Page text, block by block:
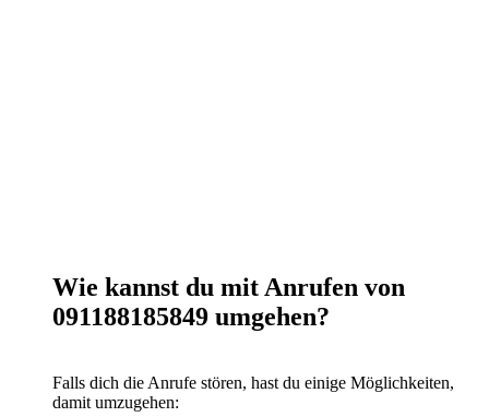
Wie kannst du mit Anrufen von
091188185849 umgehen?
Falls dich die Anrufe stören, hast du einige Möglichkeiten,
damit umzugehen: